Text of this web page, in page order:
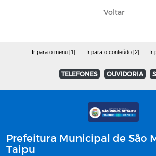
Voltar
Ir para o menu [1] Ir para o conteúdo [2] Ir
TELEFONES OUVIDORIA
Prefeitura Municipal de São
Taipu